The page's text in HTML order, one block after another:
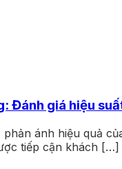
Đánh giá hiệu
ánh hiệu quả
tiếp cận khách […]